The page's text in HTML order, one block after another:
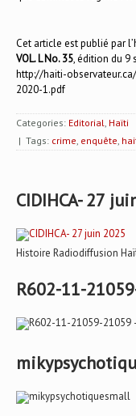
Cet article est publié par
VOL. L No. 35, édition du 9
http://haiti-
2020-1.pdf
Categories: Editorial, Haïti
| Tags: crime, enquête,
CIDIHCA- 27
Histoire Radiodiffusion
R602-11-